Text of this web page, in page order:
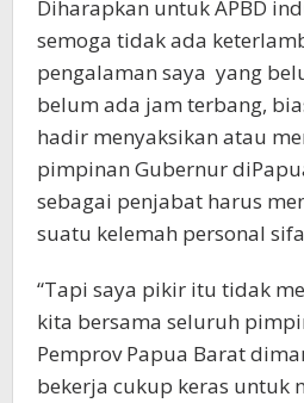
Diharapkan untuk APBD
semoga tidak ada
pengalaman saya yang
belum ada jam terbang,
hadir menyaksikan atau
pimpinan Gubernur
sebagai penjabat harus
suatu kelemah personal
“Tapi saya pikir itu tidak
kita bersama seluruh
Pemprov Papua Barat
bekerja cukup keras untuk